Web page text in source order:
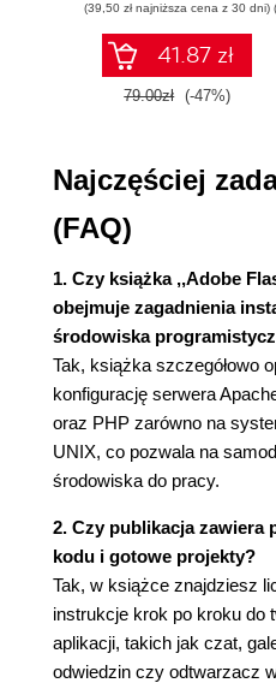
Zbieramy
Korzystanie z
komunikatami o
Poznajemy podstawy
Czym są
Mechanizm
Podstawy MySQL-a (72)
Stosowanie
Warunki (74)
Poznajemy Flasha (75)
Zintegrowane
Flasha (75)
Inne edytory (77)
Urządzenia z
Idźmy dalej (77)
Rozdział 3. Nawiązujemy
Poznajemy sposoby
Flashu (79)
Sprawdzanie stanu
Rodzaje
(39,50 zł najniższa cena z 30 dni)
41.87 zł
79.00zł (-47%)
Najczęściej
(FAQ)
1. Czy książka ,,Adobe
obejmuje zagadnienia
środowiska
Tak, książka szczegółowo
konfigurację serwera
oraz PHP zarówno na
UNIX, co pozwala na
środowiska do pracy.
2. Czy publikacja zawiera
kodu i gotowe projekty?
Tak, w książce znajdziesz
instrukcje krok po kroku do
aplikacji, takich jak czat,
odwiedzin czy odtwarzacz